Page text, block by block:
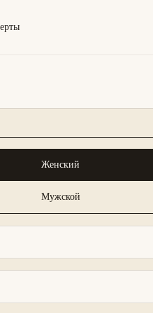
Женский
Мужской